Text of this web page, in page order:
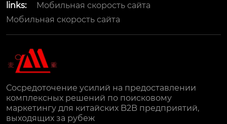
links:
Мобильная скорость сайта
Мобильная скорость сайта
Сосредоточение усилий на предоставлении
комплексных решений по поисковому
маркетингу для китайских B2B предприятий,
выходящих за рубеж